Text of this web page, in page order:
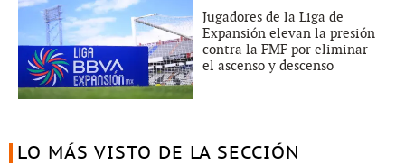
Jugadores de la Liga de
Expansión elevan la presión
contra la FMF por eliminar
el ascenso y descenso
LO MÁS VISTO DE LA SECCIÓN